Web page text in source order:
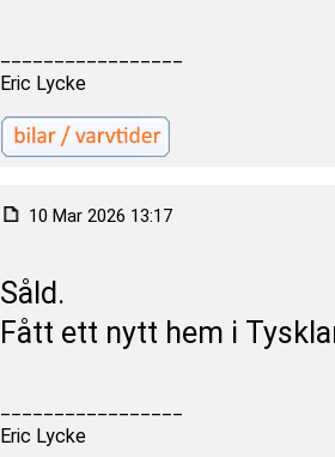
Eric Lycke
10 Mar 2026 13:17
Såld.
Fått ett nytt hem i
Eric Lycke